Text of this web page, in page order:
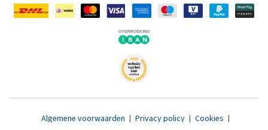
Algemene voorwaarden | Privacy policy | Cookies |